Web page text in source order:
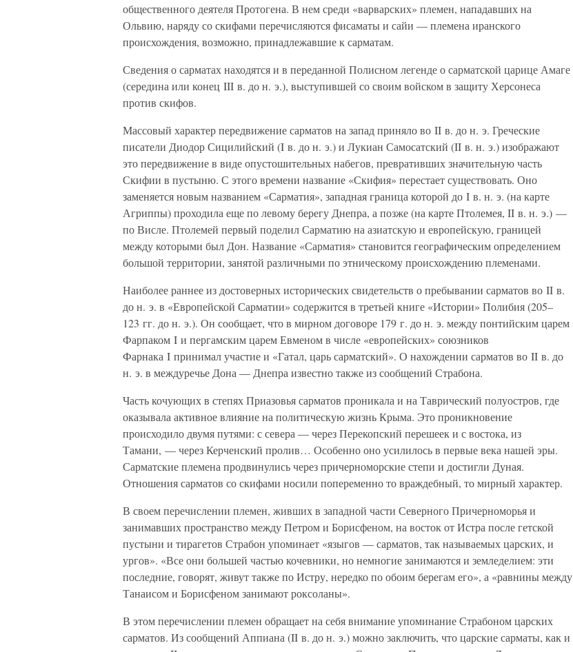
общественного деятеля Протогена. В нем среди «варварских» племен, нападавших на
Ольвию, наряду со скифами перечисляются фисаматы и сайи — племена иранского
происхождения, возможно, принадлежавшие к сарматам.
Сведения о сарматах находятся и в переданной Полисном легенде о сарматской царице Амаге
(середина или конец III в. до н. э.), выступившей со своим войском в защиту Херсонеса
против скифов.
Массовый характер передвижение сарматов на запад приняло во II в. до н. э. Греческие
писатели Диодор Сицилийский (I в. до н. э.) и Лукиан Самосатский (II в. н. э.) изображают
это передвижение в виде опустошительных набегов, превративших значительную часть
Скифии в пустыню. С этого времени название «Скифия» перестает существовать. Оно
заменяется новым названием «Сарматия», западная граница которой до I в. н. э. (на карте
Агриппы) проходила еще по левому берегу Днепра, а позже (на карте Птолемея, II в. н. э.) —
по Висле. Птолемей первый поделил Сарматию на азиатскую и европейскую, границей
между которыми был Дон. Название «Сарматия» становится географическим определением
большой территории, занятой различными по этническому происхождению племенами.
Наиболее раннее из достоверных исторических свидетельств о пребывании сарматов во II в.
до н. э. в «Европейской Сарматии» содержится в третьей книге «Истории» Полибия (205–
123 гг. до н. э.). Он сообщает, что в мирном договоре 179 г. до н. э. между понтийским царем
Фарпаком I и пергамским царем Евменом в числе «европейских» союзников
Фарнака I принимал участие и «Гатал, царь сарматский». О нахождении сарматов во II в. до
н. э. в междуречье Дона — Днепра известно также из сообщений Страбона.
Часть кочующих в степях Приазовья сарматов проникала и на Таврический полуостров, где
оказывала активное влияние на политическую жизнь Крыма. Это проникновение
происходило двумя путями: с севера — через Перекопский перешеек и с востока, из
Тамани, — через Керченский пролив… Особенно оно усилилось в первые века нашей эры.
Сарматские племена продвинулись через причерноморские степи и достигли Дуная.
Отношения сарматов со скифами носили попеременно то враждебный, то мирный характер.
В своем перечислении племен, живших в западной части Северного Причерноморья и
занимавших пространство между Петром и Борисфеном, на восток от Истра после гетской
пустыни и тирагетов Страбон упоминает «языгов — сарматов, так называемых царских, и
ургов». «Все они большей частью кочевники, но немногие занимаются и земледелием: эти
последние, говорят, живут также по Истру, нередко по обоим берегам его», а «равнины между
Танаисом и Борисфеном занимают роксоланы».
В этом перечислении племен обращает на себя внимание упоминание Страбоном царских
сарматов. Из сообщений Аппиана (II в. до н. э.) можно заключить, что царские сарматы, как и